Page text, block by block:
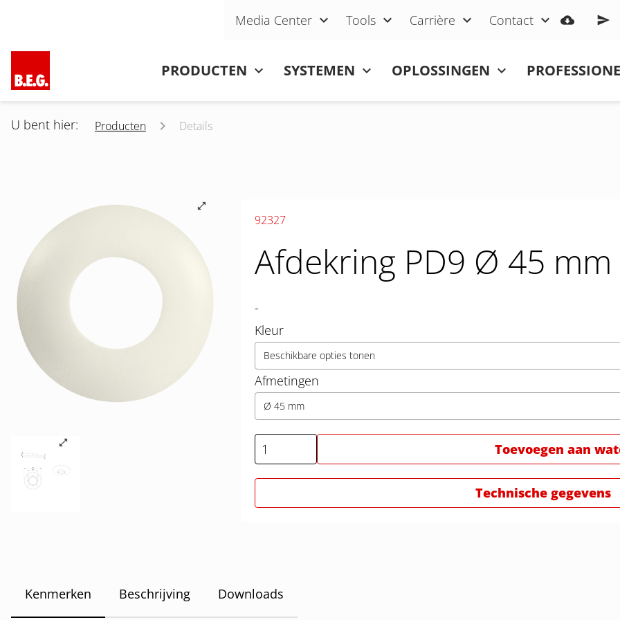
Navigatie overslaan
Media Center Tools Carrière Contact
PRODUCTEN SYSTEMEN OPLOSSINGEN
U bent hier: Producten Details
92327
Afdekring PD9 Ø 45 mm
-
Kleur
Beschikbare opties tonen
Afmetingen
Ø 45 mm
Toevoegen aan
Technische gegevens
Kenmerken Beschrijving Downloads